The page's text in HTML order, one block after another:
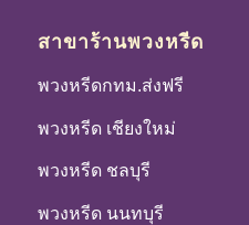
สาขาร้านพวงหรีด
พวงหรีดกทม.ส่งฟรี
พวงหรีด เชียงใหม่
พวงหรีด ชลบุรี
พวงหรีด นนทบุรี